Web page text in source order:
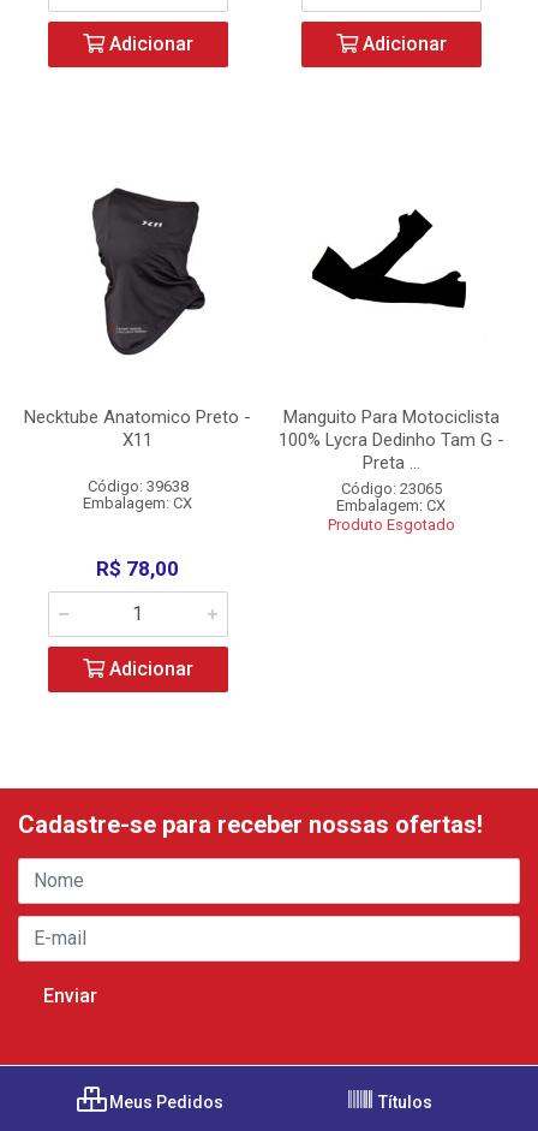
Adicionar Adicionar
Necktube Anatomico Preto -
X11
Código: 39638
Embalagem: CX
R$ 78,00
Adicionar
Manguito Para Motociclista
100% Lycra Dedinho Tam G -
Preta ...
Código: 23065
Embalagem: CX
Produto Esgotado
Cadastre-se para receber nossas ofertas!
Meus Pedidos Títulos